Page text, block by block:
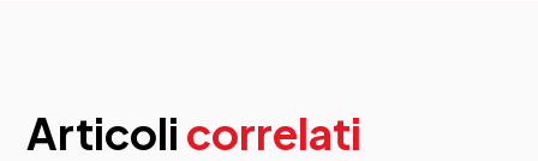
Articoli correlati